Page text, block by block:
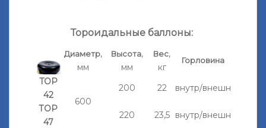
Тороидальные баллоны:
Диаметр,
мм
Высота,
мм
Вес,
кг
Горловина
TOP
42
600
200 22
внутр/внешн
ТОР
47
220 23,5 внутр/внешн